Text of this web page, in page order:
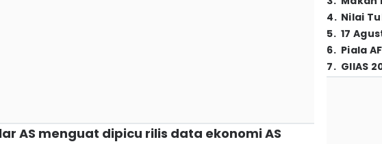
AS menguat dipicu rilis data ekonomi AS
4. Nilai
5. 17
6. Piala
7. GIIAS